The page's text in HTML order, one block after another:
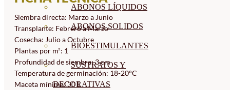
ABONOS LÍQUIDOS
ABONOS SOLIDOS
BIOESTIMULANTES
SUSTRATOS Y
DECORATIVAS
Siembra directa: Marzo a Junio
Transplante: Febrero a Marzo
Cosecha: Julio a Octubre
Plantas por m²: 1
Profundidad de siembra: 3 cm
Temperatura de germinación: 18-20°C
Maceta mínima: 30 L